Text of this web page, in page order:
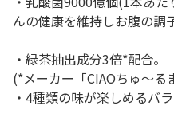
んの健康を維持しお腹の調
・緑茶抽出成分3倍*配合。
(*メーカー「CIAOちゅ～る
・4種類の味が楽しめるバ